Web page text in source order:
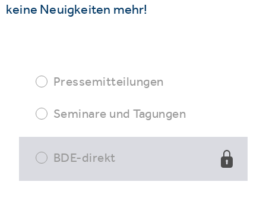
keine Neuigkeiten mehr!
Pressemitteilungen
Seminare und Tagungen
BDE-direkt